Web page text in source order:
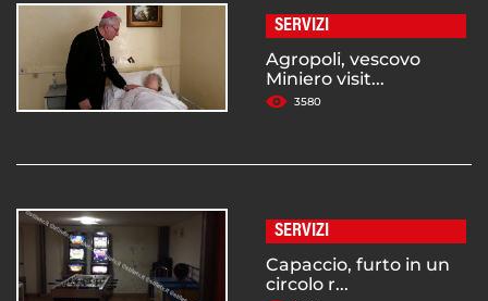
SERVIZI
Agropoli, vescovo
Miniero visit...
3580
SERVIZI
Capaccio, furto in un
circolo r...